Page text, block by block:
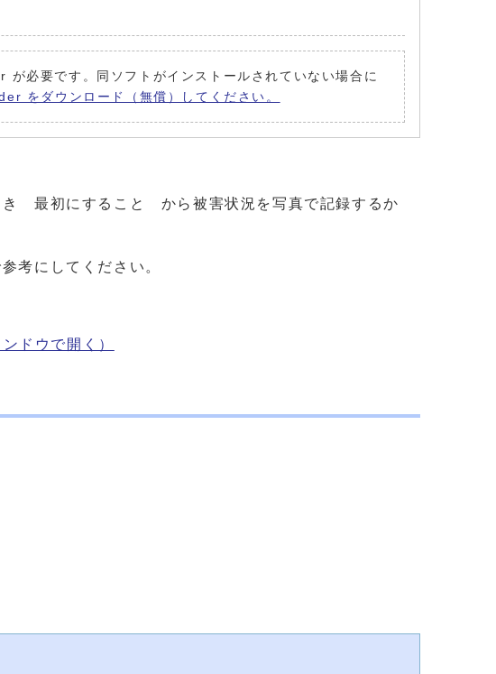
必要です。同ソフトがインストールされていない場合に
をダウンロード（無償）してください。
き 最初にすること から被害状況を写真で記録するか
考にしてください。
ンドウで開く）